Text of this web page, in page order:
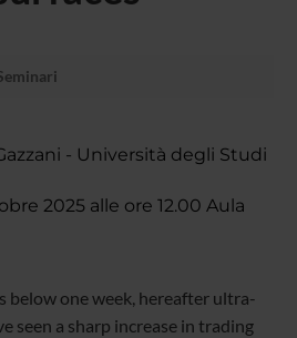
- Università degli Studi
2025 alle ore 12.00 Aula
one week, hereafter ultra-
seen a sharp increase in trading